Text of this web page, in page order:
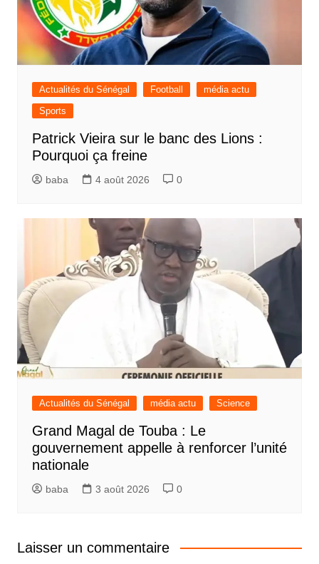
Actualités du Sénégal Football
média actu
Sports
Patrick Vieira sur le banc des Lions :
Pourquoi ça freine
baba 4 août 2026 0
Actualités du Sénégal média actu Science
Grand Magal de Touba : Le
gouvernement appelle à renforcer l’unité
nationale
baba 3 août 2026 0
Laisser un commentaire